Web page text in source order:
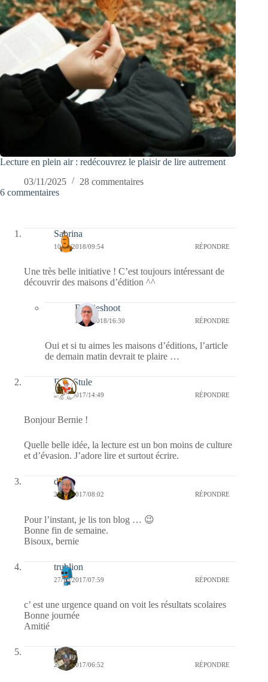
Lecture en plein air : redécouvrez le plaisir de lire autrement
03/11/2025
28 commentaires
6 commentaires
Sabrina
10/03/2018/09:54 RÉPONDRE
Une très belle initiative ! C’est toujours intéressant de
découvrir des maisons d’édition ^^
Bernieshoot
10/03/2018/16:30 RÉPONDRE
Oui et si tu aimes les maisons d’éditions, l’article
de demain matin devrait te plaire …
Fille Stule
27/10/2017/14:49 RÉPONDRE
Bonjour Bernie !
Quelle belle idée, la lecture est un bon moins de culture
et d’évasion. J’adore lire et surtout écrire.
dom
27/10/2017/08:02 RÉPONDRE
Pour l’instant, je lis ton blog … 😉
Bonne fin de semaine.
Bisoux, bernie
trublion
27/10/2017/07:59 RÉPONDRE
c’ est une urgence quand on voit les résultats scolaires
Bonne journée
Amitié
Kévin
27/10/2017/06:52 RÉPONDRE